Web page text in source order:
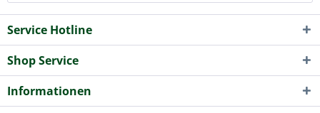
Service Hotline
Shop Service
Informationen